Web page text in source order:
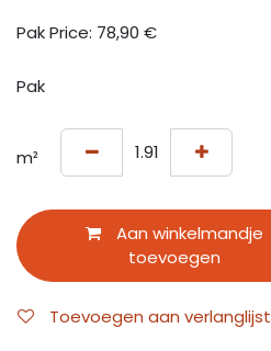
Pak Price: 78,90 €
Pak
m²
Aan winkelmandje
toevoegen
Toevoegen aan verlanglijst